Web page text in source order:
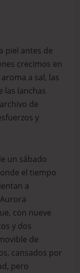
piel antes de
crecimos en
a sal, las
las lanchas
de
y
un sábado
el tiempo
a
con nueve
y dos
de
cansados por
pero